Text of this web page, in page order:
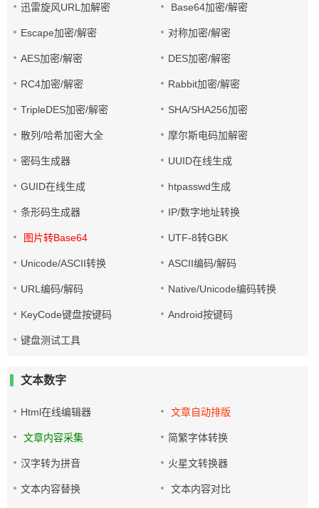
迅雷旋风URL加解密 Base64加密/解密
Escape加密/解密 对称加密/解密
AES加密/解密 DES加密/解密
RC4加密/解密 Rabbit加密/解密
TripleDES加密/解密 SHA/SHA256加密
散列/哈希加密大全 摩尔斯电码加解密
密码生成器 UUID在线生成
GUID在线生成 htpasswd生成
条形码生成器 IP/数字地址转换
图片转Base64 UTF-8转GBK
Unicode/ASCII转换 ASCII编码/解码
URL编码/解码 Native/Unicode编码转换
KeyCode键盘按键码 Android按键码
键盘测试工具
文本数字
Html在线编辑器 文章自动排版
文章内容采集 简繁字体转换
汉字转为拼音 火星文转换器
文本内容替换 文本内容对比